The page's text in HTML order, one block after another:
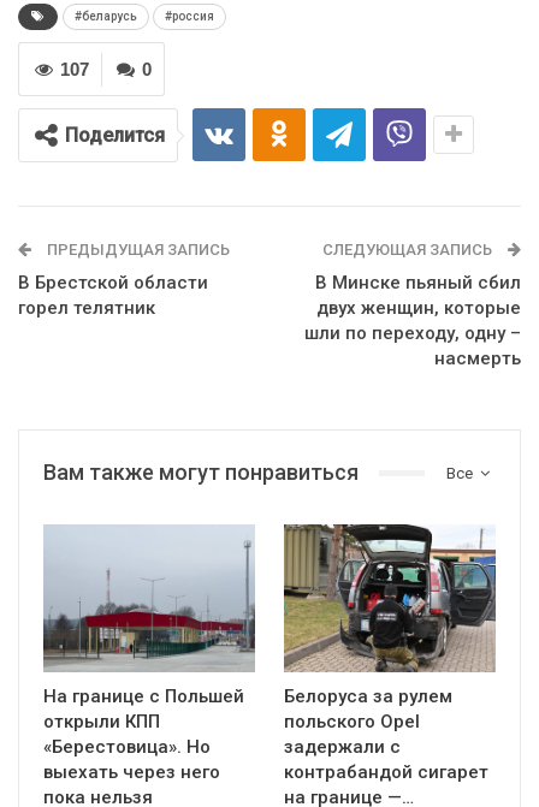
#беларусь #россия
0
107
Поделится
ПРЕДЫДУЩАЯ ЗАПИСЬ
В Брестской области
горел телятник
СЛЕДУЮЩАЯ ЗАПИСЬ
В Минске пьяный сбил
двух женщин, которые
шли по переходу, одну –
насмерть
Все
Вам также могут понравиться
На границе с Польшей
открыли КПП
«Берестовица». Но
выехать через него
пока нельзя
Белоруса за рулем
польского Opel
задержали с
контрабандой сигарет
на границе —…